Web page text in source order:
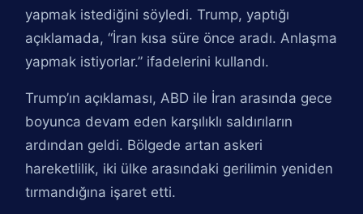
yapmak istediğini söyledi. Trump, yaptığı
açıklamada, “İran kısa süre önce aradı. Anlaşma
yapmak istiyorlar.” ifadelerini kullandı.
Trump’ın açıklaması, ABD ile İran arasında gece
boyunca devam eden karşılıklı saldırıların
ardından geldi. Bölgede artan askeri
hareketlilik, iki ülke arasındaki gerilimin yeniden
tırmandığına işaret etti.